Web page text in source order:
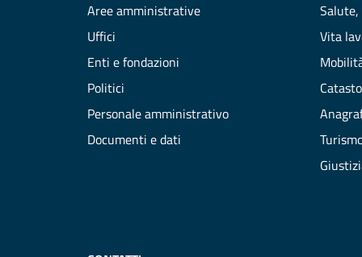
Aree amministrative
Uffici
Enti e fondazioni
Politici
Personale amministrativo
Documenti e dati
Salute,
Vita